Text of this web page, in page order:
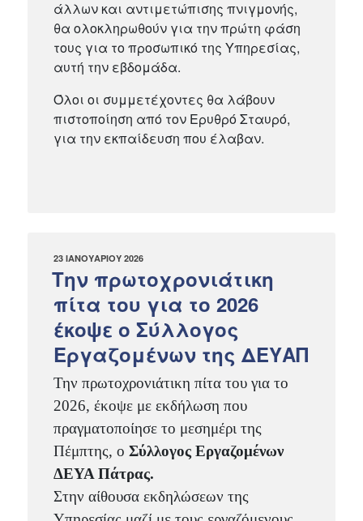
άλλων και αντιμετώπισης πνιγμονής,
θα ολοκληρωθούν για την πρώτη φάση
τους για το προσωπικό της Υπηρεσίας,
αυτή την εβδομάδα.
Όλοι οι συμμετέχοντες θα λάβουν
πιστοποίηση από τον Ερυθρό Σταυρό,
για την εκπαίδευση που έλαβαν.
ΔΗΜΟΣΙΕΎΤΗΚΕ
ΣΤΙΣ
23 ΙΑΝΟΥΑΡΊΟΥ 2026
Την πρωτοχρονιάτικη
πίτα του για το 2026
έκοψε ο Σύλλογος
Εργαζομένων της ΔΕΥΑΠ
Την πρωτοχρονιάτικη πίτα του για το
2026, έκοψε με εκδήλωση που
πραγματοποίησε το μεσημέρι της
Πέμπτης, οΣύλλογος Εργαζομένων
ΔΕΥΑ Πάτρας.
Στην αίθουσα εκδηλώσεων της